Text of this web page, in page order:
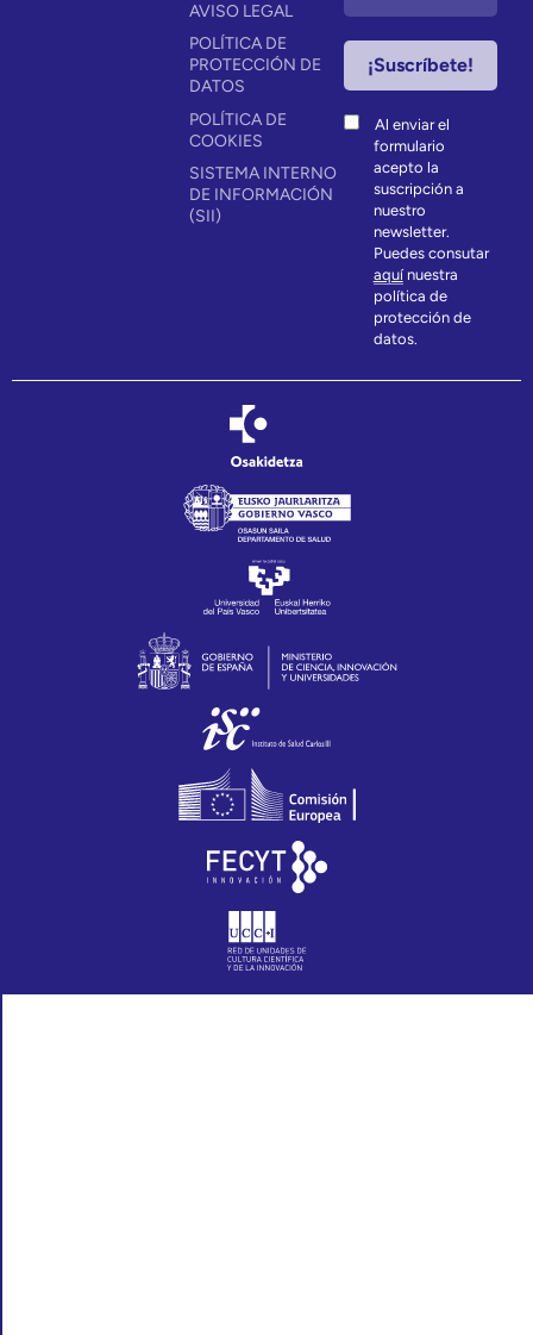
AVISO LEGAL
POLÍTICA DE
PROTECCIÓN DE
DATOS
POLÍTICA DE
COOKIES
SISTEMA INTERNO
DE INFORMACIÓN
(SII)
Al enviar el
formulario
acepto la
suscripción a
nuestro
newsletter.
Puedes consutar
aquínuestra
política de
protección de
datos.